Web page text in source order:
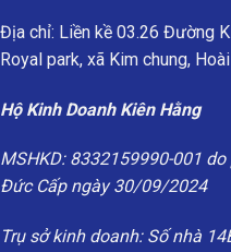
Địa chỉ: Liền kề 03.26 Đường
Royal park, xã Kim chung,
Hộ Kinh Doanh Kiên Hằng
MSHKD: 8332159990-001
Đức Cấp ngày 30/09/2024
Trụ sở kinh doanh: Số nhà